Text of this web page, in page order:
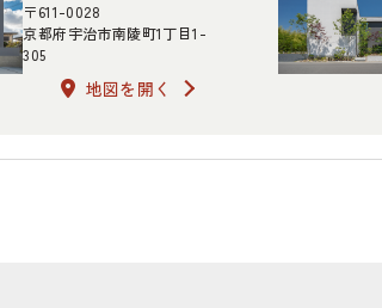
〒611-0028
京都府宇治市南陵町1丁目1-
305
地図を開く